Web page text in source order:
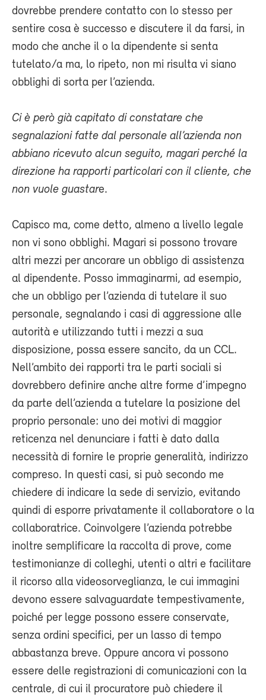
dovrebbe prendere contatto con lo stesso per
sentire cosa è successo e discutere il da farsi, in
modo che anche il o la dipendente si senta
tutelato/a ma, lo ripeto, non mi risulta vi siano
obblighi di sorta per l’azienda.
Ci è però già capitato di constatare che
segnalazioni fatte dal personale all’azienda non
abbiano ricevuto alcun seguito, magari perché la
direzione ha rapporti particolari con il cliente, che
non vuole guastare.
Capisco ma, come detto, almeno a livello legale
non vi sono obblighi. Magari si possono trovare
altri mezzi per ancorare un obbligo di assistenza
al dipendente. Posso immaginarmi, ad esempio,
che un obbligo per l’azienda di tutelare il suo
personale, segnalando i casi di aggressione alle
autorità e utilizzando tutti i mezzi a sua
disposizione, possa essere sancito, da un CCL.
Nell’ambito dei rapporti tra le parti sociali si
dovrebbero definire anche altre forme d’impegno
da parte dell’azienda a tutelare la posizione del
proprio personale: uno dei motivi di maggior
reticenza nel denunciare i fatti è dato dalla
necessità di fornire le proprie generalità, indirizzo
compreso. In questi casi, si può secondo me
chiedere di indicare la sede di servizio, evitando
quindi di esporre privatamente il collaboratore o la
collaboratrice. Coinvolgere l’azienda potrebbe
inoltre semplificare la raccolta di prove, come
testimonianze di colleghi, utenti o altri e facilitare
il ricorso alla videosorveglianza, le cui immagini
devono essere salvaguardate tempestivamente,
poiché per legge possono essere conservate,
senza ordini specifici, per un lasso di tempo
abbastanza breve. Oppure ancora vi possono
essere delle registrazioni di comunicazioni con la
centrale, di cui il procuratore può chiedere il